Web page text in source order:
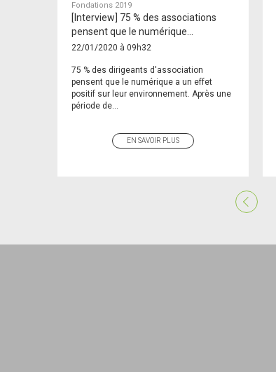
Fondations 2019
[Interview] 75 % des associations
pensent que le numérique…
22/01/2020 à 09h32
75 % des dirigeants d'association
pensent que le numérique a un effet
positif sur leur environnement. Après une
période de...
EN SAVOIR PLUS